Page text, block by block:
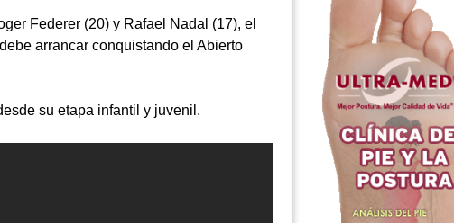
Federer (20) y Rafael Nadal (17), el
arrancar conquistando el Abierto
su etapa infantil y juvenil.